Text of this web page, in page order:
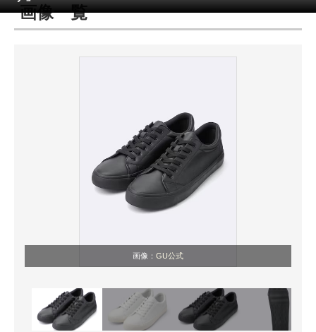
注目記事を集めた総合ページ
好きが集まる 比べて選べる
ビジネスと働き方のヒント
AI活用のいまが分かる
経営リーダーのコミュニティ
マーケ×ITの今がよく分かる
ITエンジニア向け専門サイト
画像一覧
画像： GU公式